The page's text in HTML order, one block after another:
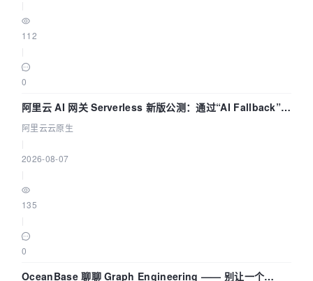
112
0
阿里云 AI 网关 Serverless 新版公测：通过“AI Fallback”与
拓扑可视化构建 AI 流量治理底座
阿里云云原生
2026-08-07
135
0
OceanBase 聊聊 Graph Engineering —— 别让一个